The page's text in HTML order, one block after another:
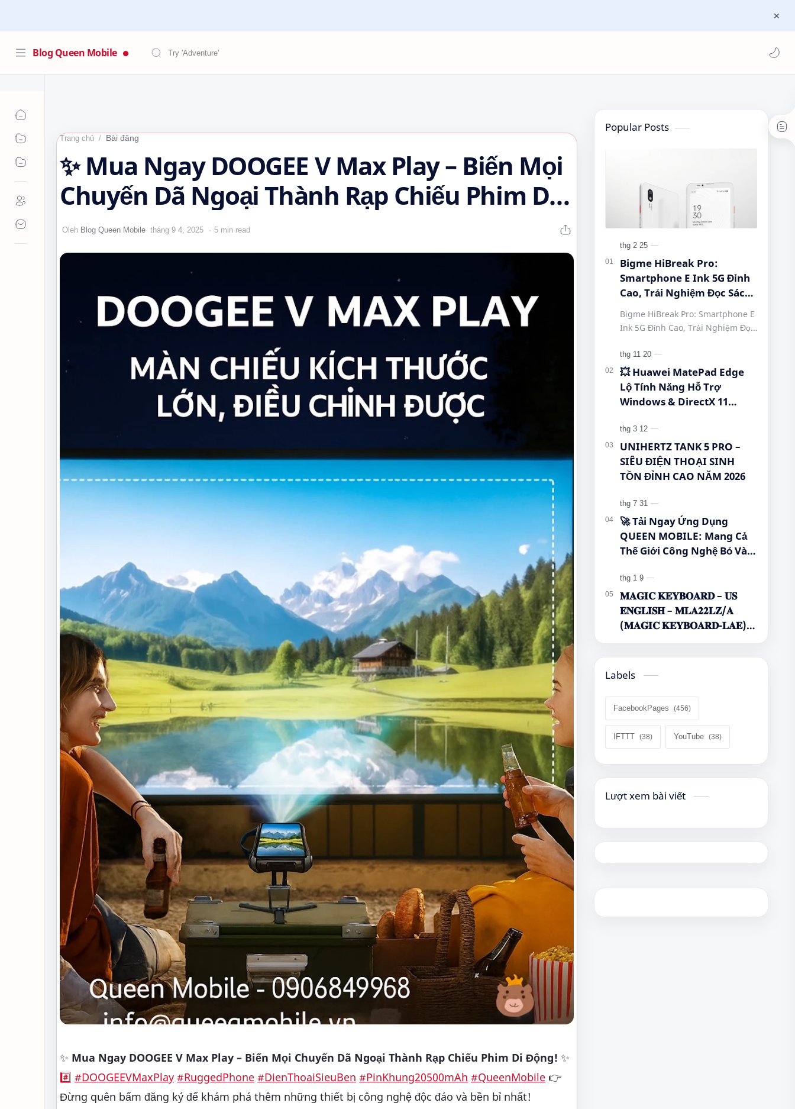
Blog Queen Mobile
Trang chủ Bài đăng
✨ Mua Ngay DOOGEE V Max Play – Biến Mọi
Chuyến Dã Ngoại Thành Rạp Chiếu Phim Di
Động!…
5 min read
✨ Mua Ngay DOOGEE V Max Play – Biến Mọi Chuyến Dã Ngoại Thành Rạp Chiếu Phim Di Động! ✨
#️⃣ #DOOGEEVMaxPlay #RuggedPhone #DienThoaiSieuBen #PinKhung20500mAh #QueenMobile 👉
Đừng quên bấm đăng ký để khám phá thêm những thiết bị công nghệ độc đáo và bền bỉ nhất!
Popular Posts
Bigme HiBreak Pro:
Smartphone E Ink 5G Đỉnh
Cao, Trải Nghiệm Đọc Sách
Mobile! #BigmeHiBreakPro
#SmartphoneEInk
#QueenMobile
#HiBreakPro5G
#DienThoaiDocSach
#CongNgheMoi
#EInkPhone
#5GSmartphone
Bigme HiBreak Pro: Smartphone E
Ink 5G Đỉnh Cao, Trải Nghiệm Đọc
#BigmeHiBreakPro
#SmartphoneEInk #QueenMobile
#Hi…
💥 Huawei MatePad Edge
Lộ Tính Năng Hỗ Trợ
Windows & DirectX 11
UNIHERTZ TANK 5 PRO –
SIÊU ĐIỆN THOẠI SINH
TỒN ĐỈNH CAO NĂM 2026
🚀 Tải Ngay Ứng Dụng
QUEEN MOBILE: Mang Cả
Thế Giới Công Nghệ Bỏ Vào
𝐌𝐀𝐆𝐈𝐂 𝐊𝐄𝐘𝐁𝐎𝐀𝐑𝐃 – 𝐔𝐒
𝐄𝐍𝐆𝐋𝐈𝐒𝐇 – 𝐌𝐋𝐀𝟐𝟐𝐋𝐙/𝐀
(𝐌𝐀𝐆𝐈𝐂 𝐊𝐄𝐘𝐁𝐎𝐀𝐑𝐃-𝐋𝐀𝐄)
Labels
FacebookPages
IFTTT YouTube
Lượt xem bài viết